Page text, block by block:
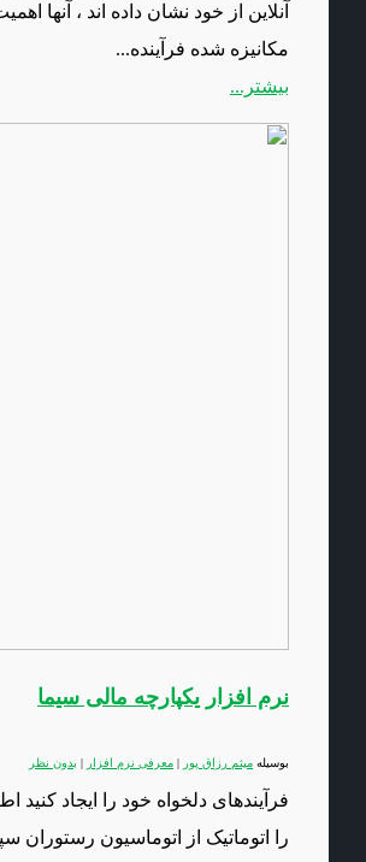
آنلاین از خود نشان داده اند ، آنها اهمیت
مکانیزه شده فرآینده...
بیشتر...
نرم افزار یکپارچه مالی سیما
میثم رزاق پور |معرفی نرم افزار | بدون نظر
فرآیندهای دلخواه خود را ایجاد کنید
را اتوماتیک از اتوماسیون رستوران سپیدز